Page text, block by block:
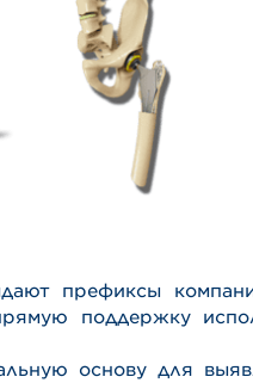
префиксы
поддержку
основу для